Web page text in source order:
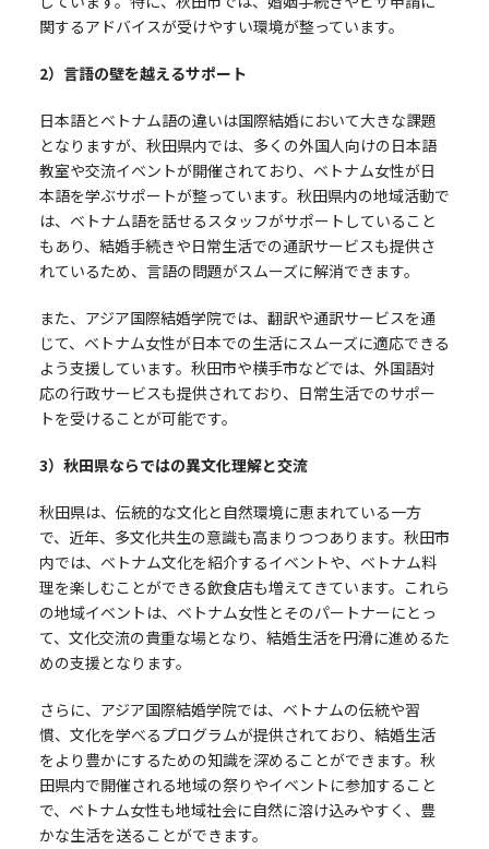
関するアドバイスが受けやすい環境が整っています。
2）言語の壁を越えるサポート
日本語とベトナム語の違いは国際結婚において大きな課題
となりますが、秋田県内では、多くの外国人向けの日本語
教室や交流イベントが開催されており、ベトナム女性が日
本語を学ぶサポートが整っています。秋田県内の地域活動で
は、ベトナム語を話せるスタッフがサポートしていること
もあり、結婚手続きや日常生活での通訳サービスも提供さ
れているため、言語の問題がスムーズに解消できます。
また、アジア国際結婚学院では、翻訳や通訳サービスを通
じて、ベトナム女性が日本での生活にスムーズに適応できる
よう支援しています。秋田市や横手市などでは、外国語対
応の行政サービスも提供されており、日常生活でのサポー
トを受けることが可能です。
3）秋田県ならではの異文化理解と交流
秋田県は、伝統的な文化と自然環境に恵まれている一方
で、近年、多文化共生の意識も高まりつつあります。秋田市
内では、ベトナム文化を紹介するイベントや、ベトナム料
理を楽しむことができる飲食店も増えてきています。これら
の地域イベントは、ベトナム女性とそのパートナーにとっ
て、文化交流の貴重な場となり、結婚生活を円滑に進めるた
めの支援となります。
さらに、アジア国際結婚学院では、ベトナムの伝統や習
慣、文化を学べるプログラムが提供されており、結婚生活
をより豊かにするための知識を深めることができます。秋
田県内で開催される地域の祭りやイベントに参加すること
で、ベトナム女性も地域社会に自然に溶け込みやすく、豊
かな生活を送ることができます。